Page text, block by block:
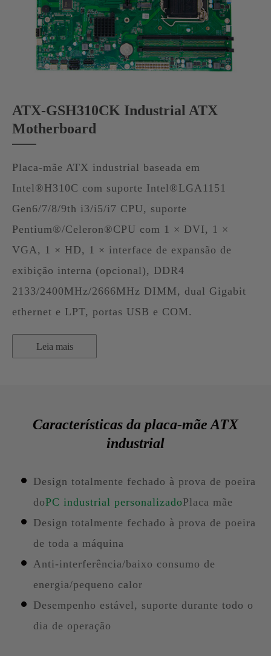
ATX-GSH310CK Industrial ATX
Motherboard
Placa-mãe ATX industrial baseada em
Intel®H310C com suporte Intel®LGA1151
Gen6/7/8/9th i3/i5/i7 CPU, suporte
Pentium®/Celeron®CPU com 1 × DVI, 1 ×
VGA, 1 × HD, 1 × interface de expansão de
exibição interna (opcional), DDR4
2133/2400MHz/2666MHz DIMM, dual Gigabit
ethernet e LPT, portas USB e COM.
Leia mais
Características da placa-mãe ATX
industrial
Design totalmente fechado à prova de poeira
doPC industrial personalizadoPlaca mãe
Design totalmente fechado à prova de poeira
de toda a máquina
Anti-interferência/baixo consumo de
energia/pequeno calor
Desempenho estável, suporte durante todo o
dia de operação